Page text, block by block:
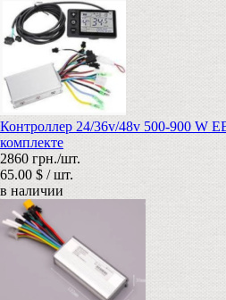
Контроллер 24/36v/48v 500-900 W
комплекте
2860 грн./шт.
65.00 $ / шт.
в наличии